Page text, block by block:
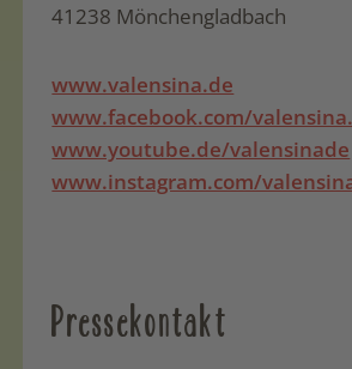
41238 Mönchengladbach
www.valensina.de
www.facebook.com/
www.youtube.de/valensinade
www.instagram.com/
Pressekontakt